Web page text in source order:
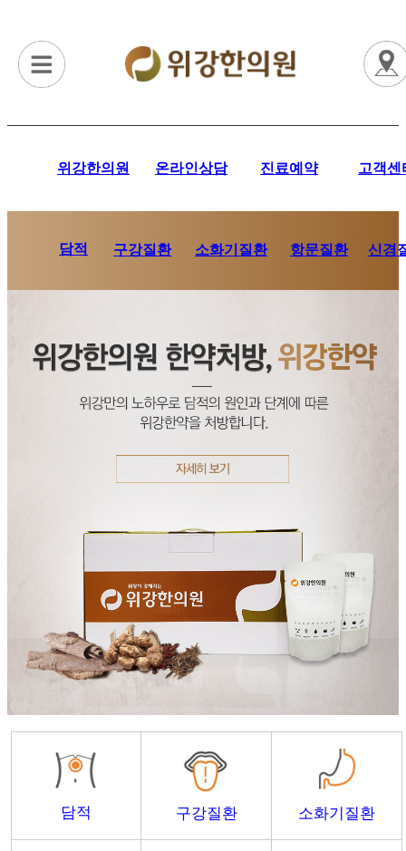
위강한의원 온라인상담 진료예약 고객센
담적 구강질환 소화기질환 항문질환 신경
담적 구강질환 소화기질환